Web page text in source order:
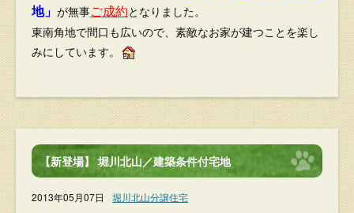
地」 が無事ご成約となりました。
東南角地で間口も広いので、素敵なお家が建つことを楽し
みにしています。
【新登場】 堀川北山／建築条件付宅地
2013年05月07日 堀川北山分譲住宅